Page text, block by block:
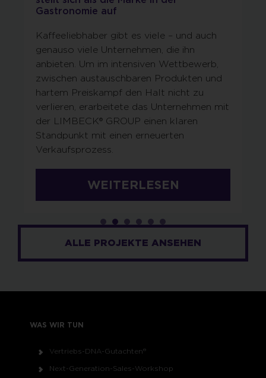
Gastronomie auf
Kaffeeliebhaber gibt es viele – und auch
genauso viele Unternehmen, die ihn
anbieten. Um im intensiven Wettbewerb,
zwischen austauschbaren Produkten und
hartem Preiskampf den Halt nicht zu
verlieren, erarbeitete das Unternehmen mit
der LIMBECK® GROUP einen klaren
Standpunkt mit einen erneuerten
Verkaufsprozess.
WEITERLESEN
ALLE PROJEKTE ANSEHEN
WAS WIR TUN
Vertriebs-DNA-Gutachten®
Next-Generation-Sales-Workshop